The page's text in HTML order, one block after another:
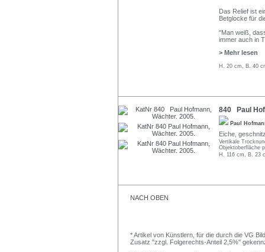
Das Relief ist
Betglocke für
"Man weiß,
immer auch in
> Mehr lesen
H. 20 cm, B. 40
840 Paul
Paul
Eiche,
Vertikale
Objektoberfläche
H. 116 cm, B. 23
NACH OBEN
* Artikel von Künstlern, für die durch die VG
Zusatz "zzgl. Folgerechts-Anteil 2,5%"